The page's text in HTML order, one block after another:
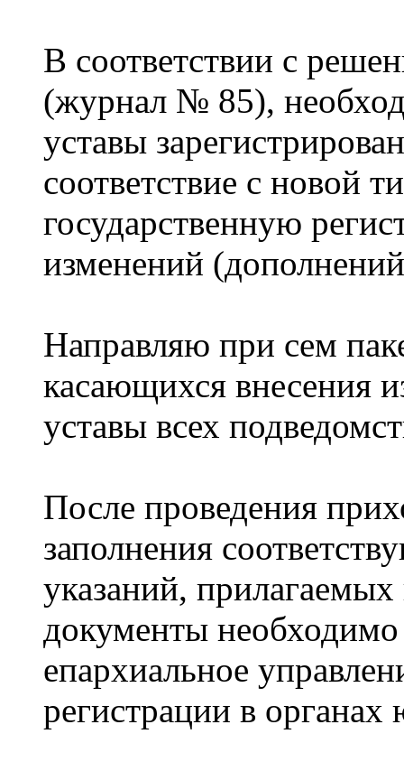
В соответствии с
(журнал № 85),
уставы
соответствие с новой
государственную
изменений
Направляю при сем
касающихся внесения
уставы всех
После проведения
заполнения
указаний,
документы необходимо
епархиальное
регистрации в